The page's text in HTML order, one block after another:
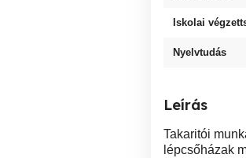
Iskolai
Nyelvtudás
Leírás
Takaritói
lépcsőházak